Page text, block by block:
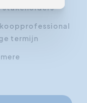
stakeholders
termijn